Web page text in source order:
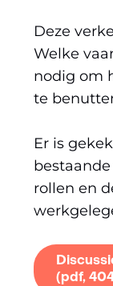
Deze
Welke
nodig om
te
Er is
rollen en
(pdf,